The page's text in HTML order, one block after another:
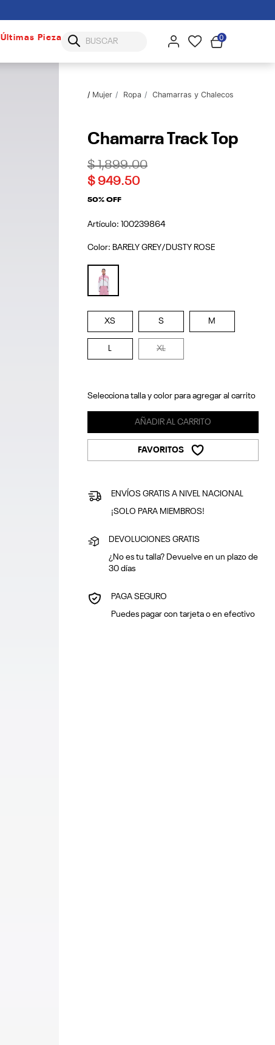
Últimas Piezas 0
Mujer Ropa Chamarras y Chalecos
Chamarra Track Top
Price reduced from
$ 1,899.00to
$ 949.50
50% OFF
Artículo: 100239864
Color: BARELY GREY/DUSTY ROSE
XS S M
L XL
Selecciona talla y color para agregar al carrito
AÑADIR AL CARRITO
FAVORITOS
ENVÍOS GRATIS A NIVEL NACIONAL
¡SOLO PARA MIEMBROS!
DEVOLUCIONES GRATIS
¿No es tu talla? Devuelve en un plazo de
30 días
PAGA SEGURO
Puedes pagar con tarjeta o en efectivo